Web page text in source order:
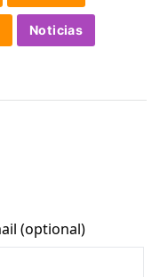
Noticias